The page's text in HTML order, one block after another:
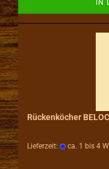
IN
Rückenköcher
Lieferzeit: ca. 1 bis 4